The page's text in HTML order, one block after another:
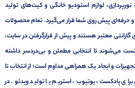
لوازم استودیو خانگی و کیت‌های تولید
حرفه‌ای پیش روی شما قرار می‌گیرد. تمام محصولات
گارانتی معتبر هستند و پیش از قرارگرفتن در سایت،
می‌شوند تا انتخابی مطمئن و بی‌دردسر داشته
و ایجاد یک همراهی مداوم است؛ از انتخاب تا
پادکست، یوتیوب، استریم یا تولید ویدئو. در